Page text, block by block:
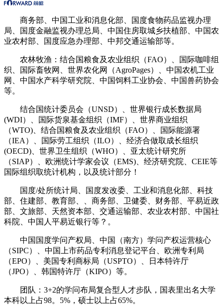
商务部、中国工业和消息化部、国度食物药品监视办理
局、国度金融监视办理总局、中国住房取城乡扶植部、中国农
业农村部、国度应急办理部、中邦交通运输部等。
农林牧渔：结合国粮食及农业组织（FAO）、国际咖啡组
织、国际畜牧网、世界农化网（AgroPages）、中国农机工业
网、中国水产科学研究院、中国饲料工业协会、中国兽药协会
等。
结合国统计委员会（UNSD）、世界银行成长数据局
(WDI）、国际货泉基金组织（IMF）、世界商业组织
（WTO)、结合国粮食及农业组织（FAO）、国际能源署
（IEA）、国际劳工组织（ILO）、经济合做取成长组织
(OECD)、世界卫生组织（WHO）、亚太统计研究所
（SIAP）、欧洲统计学家会议（EMS)、经济研究院、CEIE等
国际组织取统计机构，以及统计部分！
国度/处所统计局、国度发改委、工业和消息化部、科技
部、住建部、教育部、、商务部、卫健委、财务部、平易近政
部、文旅部、天然资本部、交通运输部、农业农村部、中国社
科院、中国人平易近银行等？。
中国国度学问产权局、中国（南方）学问产权运营核心
（SIPC）、中国上市药品专利消息登记平台、欧洲专利局
（EPO）、美国专利商标局（USPTO）、日本特许厅
（JPO）、韩国特许厅（KIPO）等。
团队：3+2的学问布局复合型人才步队，国表里出名大学
本科以上占98。5%，硕士以上占65%。